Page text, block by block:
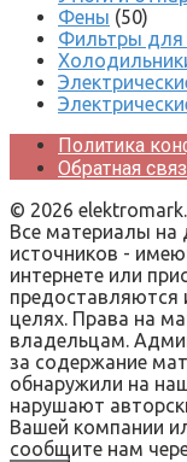
Фены (50)
Фильтры
Политика
Обратная
© 2026
Все материалы на
источников -
интернете или
предоставляются
целях. Права на
владельцам.
за содержание
обнаружили на
нарушают
Вашей компании
сообщите нам